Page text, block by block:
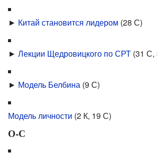
► Китай становится лидером (28 С)
► Лекции Щедровицкого по СРТ (31 С,
► Модель Белбина (9 С)
Модель личности (2 К, 19 С)
О-С